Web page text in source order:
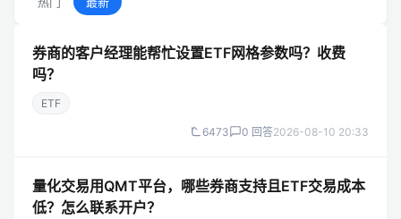
券商的客户经理能帮忙设置ETF网格参数吗？收费
吗？
ETF
6473 0 回答2026-08-10 20:33
量化交易用QMT平台，哪些券商支持且ETF交易成本
低？怎么联系开户？